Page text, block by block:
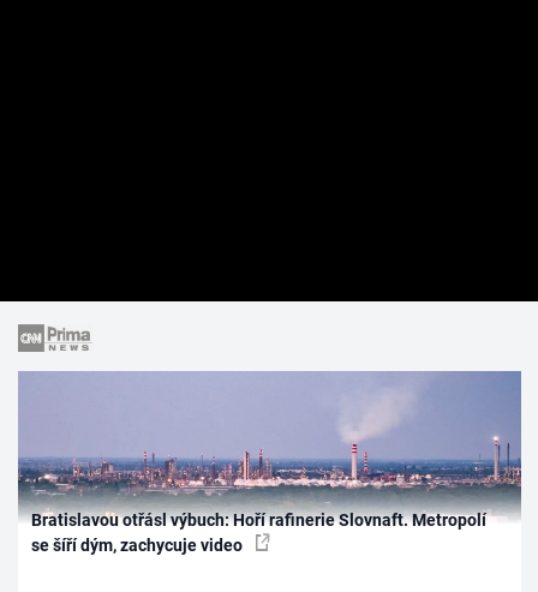
Bratislavou otřásl výbuch: Hoří rafinerie Slovnaft. Metropolí
se šíří dým, zachycuje video